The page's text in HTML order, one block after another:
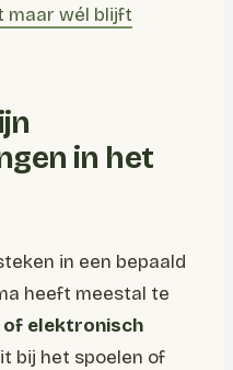
maar wél blijft
in het
in een bepaald
heeft meestal te
of elektronisch
bij het spoelen of